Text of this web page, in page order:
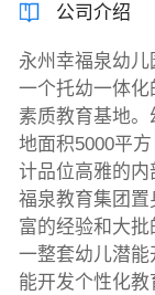
公司介绍
永州幸福泉幼
一个托幼一体
素质教育基地
地面积5000平
计品位高雅的
福泉教育集团
富的经验和大
一整套幼儿潜
能开发个性化